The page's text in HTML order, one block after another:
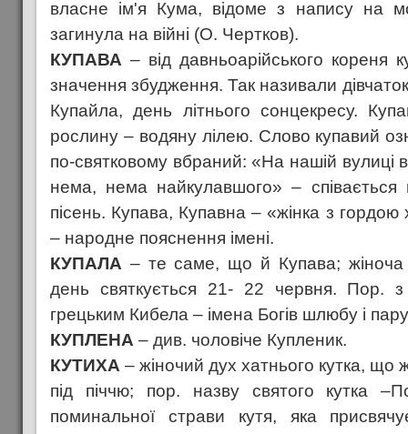
власне ім'я Кума, відоме з напису на
загинула на війні (О. Чертков).
КУПАВА – від давньоарійського кореня
значення збудження. Так називали
Купайла, день літнього сонцекресу.
рослину – водяну лілею. Слово купавий
по-святковому вбраний: «На нашій вулиці
нема, нема найкулавшого» – співається
пісень. Купава, Купавна – «жінка з
– народне пояснення імені.
КУПАЛА – те саме, що й Купава; жіноча
день святкується 21- 22 червня. Пор.
грецьким Кибела – імена Богів шлюбу і
КУПЛЕНА – див. чоловіче Купленик.
КУТИХА – жіночий дух хатнього кутка, що
під піччю; пор. назву святого кутка
поминальної страви кутя, яка